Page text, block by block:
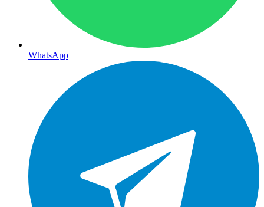
WhatsApp